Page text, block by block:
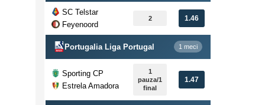
SC Telstar
Feyenoord
2 1.46
Portugalia Liga Portugal 1 meci
Sporting CP
Estrela Amadora
1
pauza/1
final
1.47